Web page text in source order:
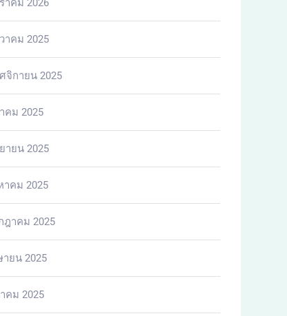
าคม 2026
าคม 2025
จิกายน 2025
คม 2025
ายน 2025
าคม 2025
ฎาคม 2025
ายน 2025
คม 2025